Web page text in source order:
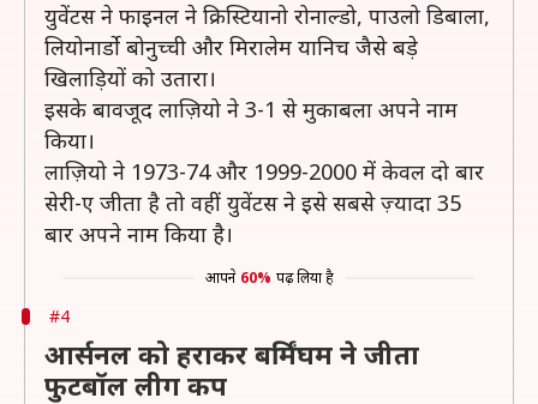
युवेंटस ने फाइनल ने क्रिस्टियानो रोनाल्डो, पाउलो डिबाला,
लियोनार्डो बोनुच्ची और मिरालेम यानिच जैसे बड़े
खिलाड़ियों को उतारा।
इसके बावजूद लाज़ियो ने 3-1 से मुकाबला अपने नाम
किया।
लाज़ियो ने 1973-74 और 1999-2000 में केवल दो बार
सेरी-ए जीता है तो वहीं युवेंटस ने इसे सबसे ज़्यादा 35
बार अपने नाम किया है।
आपने 60% पढ़ लिया है
#4
आर्सनल को हराकर बर्मिंघम ने जीता
फुटबॉल लीग कप